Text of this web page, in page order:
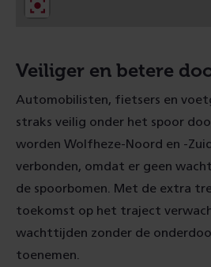
Veiliger en betere
Automobilisten, fietsers en
straks veilig onder het spoor
worden Wolfheze-Noord en -
verbonden, omdat er geen
de spoorbomen. Met de extra
toekomst op het traject
wachttijden zonder de
toenemen.